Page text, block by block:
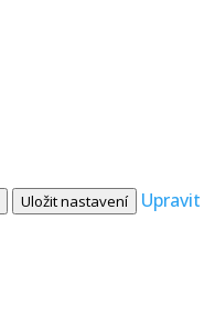
Uložit nastavení
Upravit